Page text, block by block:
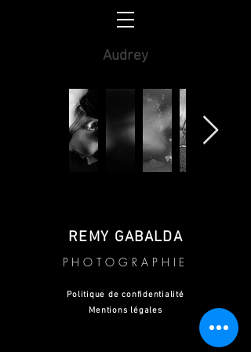
Audrey
REMY GABALDA
PHOTOGRAPHIE
Politique de confidentialité
Mentions légales